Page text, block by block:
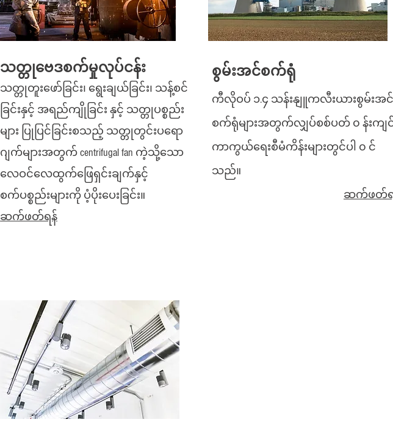
သတ္တုဗေဒစက်မှုလုပ်ငန်း
သတ္တုတူးဖော်ခြင်း၊ ရွေးချယ်ခြင်း၊ သန့်စင်
ခြင်းနှင့် အရည်ကျိုခြင်း နှင့် သတ္တုပစ္စည်း
များ ပြုပြင်ခြင်းစသည့် သတ္တုတွင်းပရော
ဂျက်များအတွက် centrifugal fan ကဲ့သို့သော
လေဝင်လေထွက်ဖြေရှင်းချက်နှင့်
စက်ပစ္စည်းများကို ပံ့ပိုးပေးခြင်း။
ဆက်ဖတ်ရန်
စွမ်းအင်စက်ရုံ
ကီလိုဝပ် ၁.၄ သန်းနျူကလီးယားစွမ်းအင်
စက်ရုံများအတွက်လျှပ်စစ်ပတ် ၀ န်းကျ
ကာကွယ်ရေးစီမံကိန်းများတွင်ပါ ၀ င်
သည်။
ဆက်ဖတ်